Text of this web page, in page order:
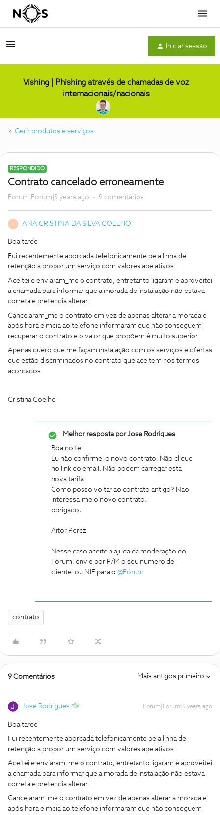
Menu
Iniciar sessão
Vishing | Phishing através de chamadas de voz
internacionais/nacionais
Gerir produtos e serviços
RESPONDIDO
Contrato cancelado erroneamente
Forum|Forum|5 years ago 9 comentários
A ANA CRISTINA DA SILVA COELHO
Boa tarde
Fui recentemente abordada telefonicamente pela linha de
retenção a propor um serviço com valores apelativos.
Aceitei e enviaram_me o contrato, entretanto ligaram e aproveitei
a chamada para informar que a morada de instalação não estava
correta e pretendia alterar.
Cancelaram_me o contrato em vez de apenas alterar a morada e
após hora e meia ao telefone informaram que não conseguem
recuperar o contrato e o valor que propõem é muito superior.
Apenas quero que me façam instalação com os serviços e ofertas
que estão discriminados no contrato que aceitem nos termos
acordados.
Cristina Coelho
Melhor resposta porJose Rodrigues
Boa noite,
Eu não confirmei o novo contrato, Não clique
no link do email. Não podem carregar esta
nova tarifa.
Como posso voltar ao contrato antigo? Nao
interessa-me o novo contrato.
obrigado,
Aitor Perez
Nesse caso aceite a ajuda da moderação do
Fórum, envie por P/M o seu numero de
cliente ou NIF para o @Fórum
contrato
9 Comentários Mais antigos primeiro
Jose Rodrigues Forum|Forum|5 years ago
Boa tarde
Fui recentemente abordada telefonicamente pela linha de
retenção a propor um serviço com valores apelativos.
Aceitei e enviaram_me o contrato, entretanto ligaram e aproveitei
a chamada para informar que a morada de instalação não estava
correta e pretendia alterar.
Cancelaram_me o contrato em vez de apenas alterar a morada e
após hora e meia ao telefone informaram que não conseguem